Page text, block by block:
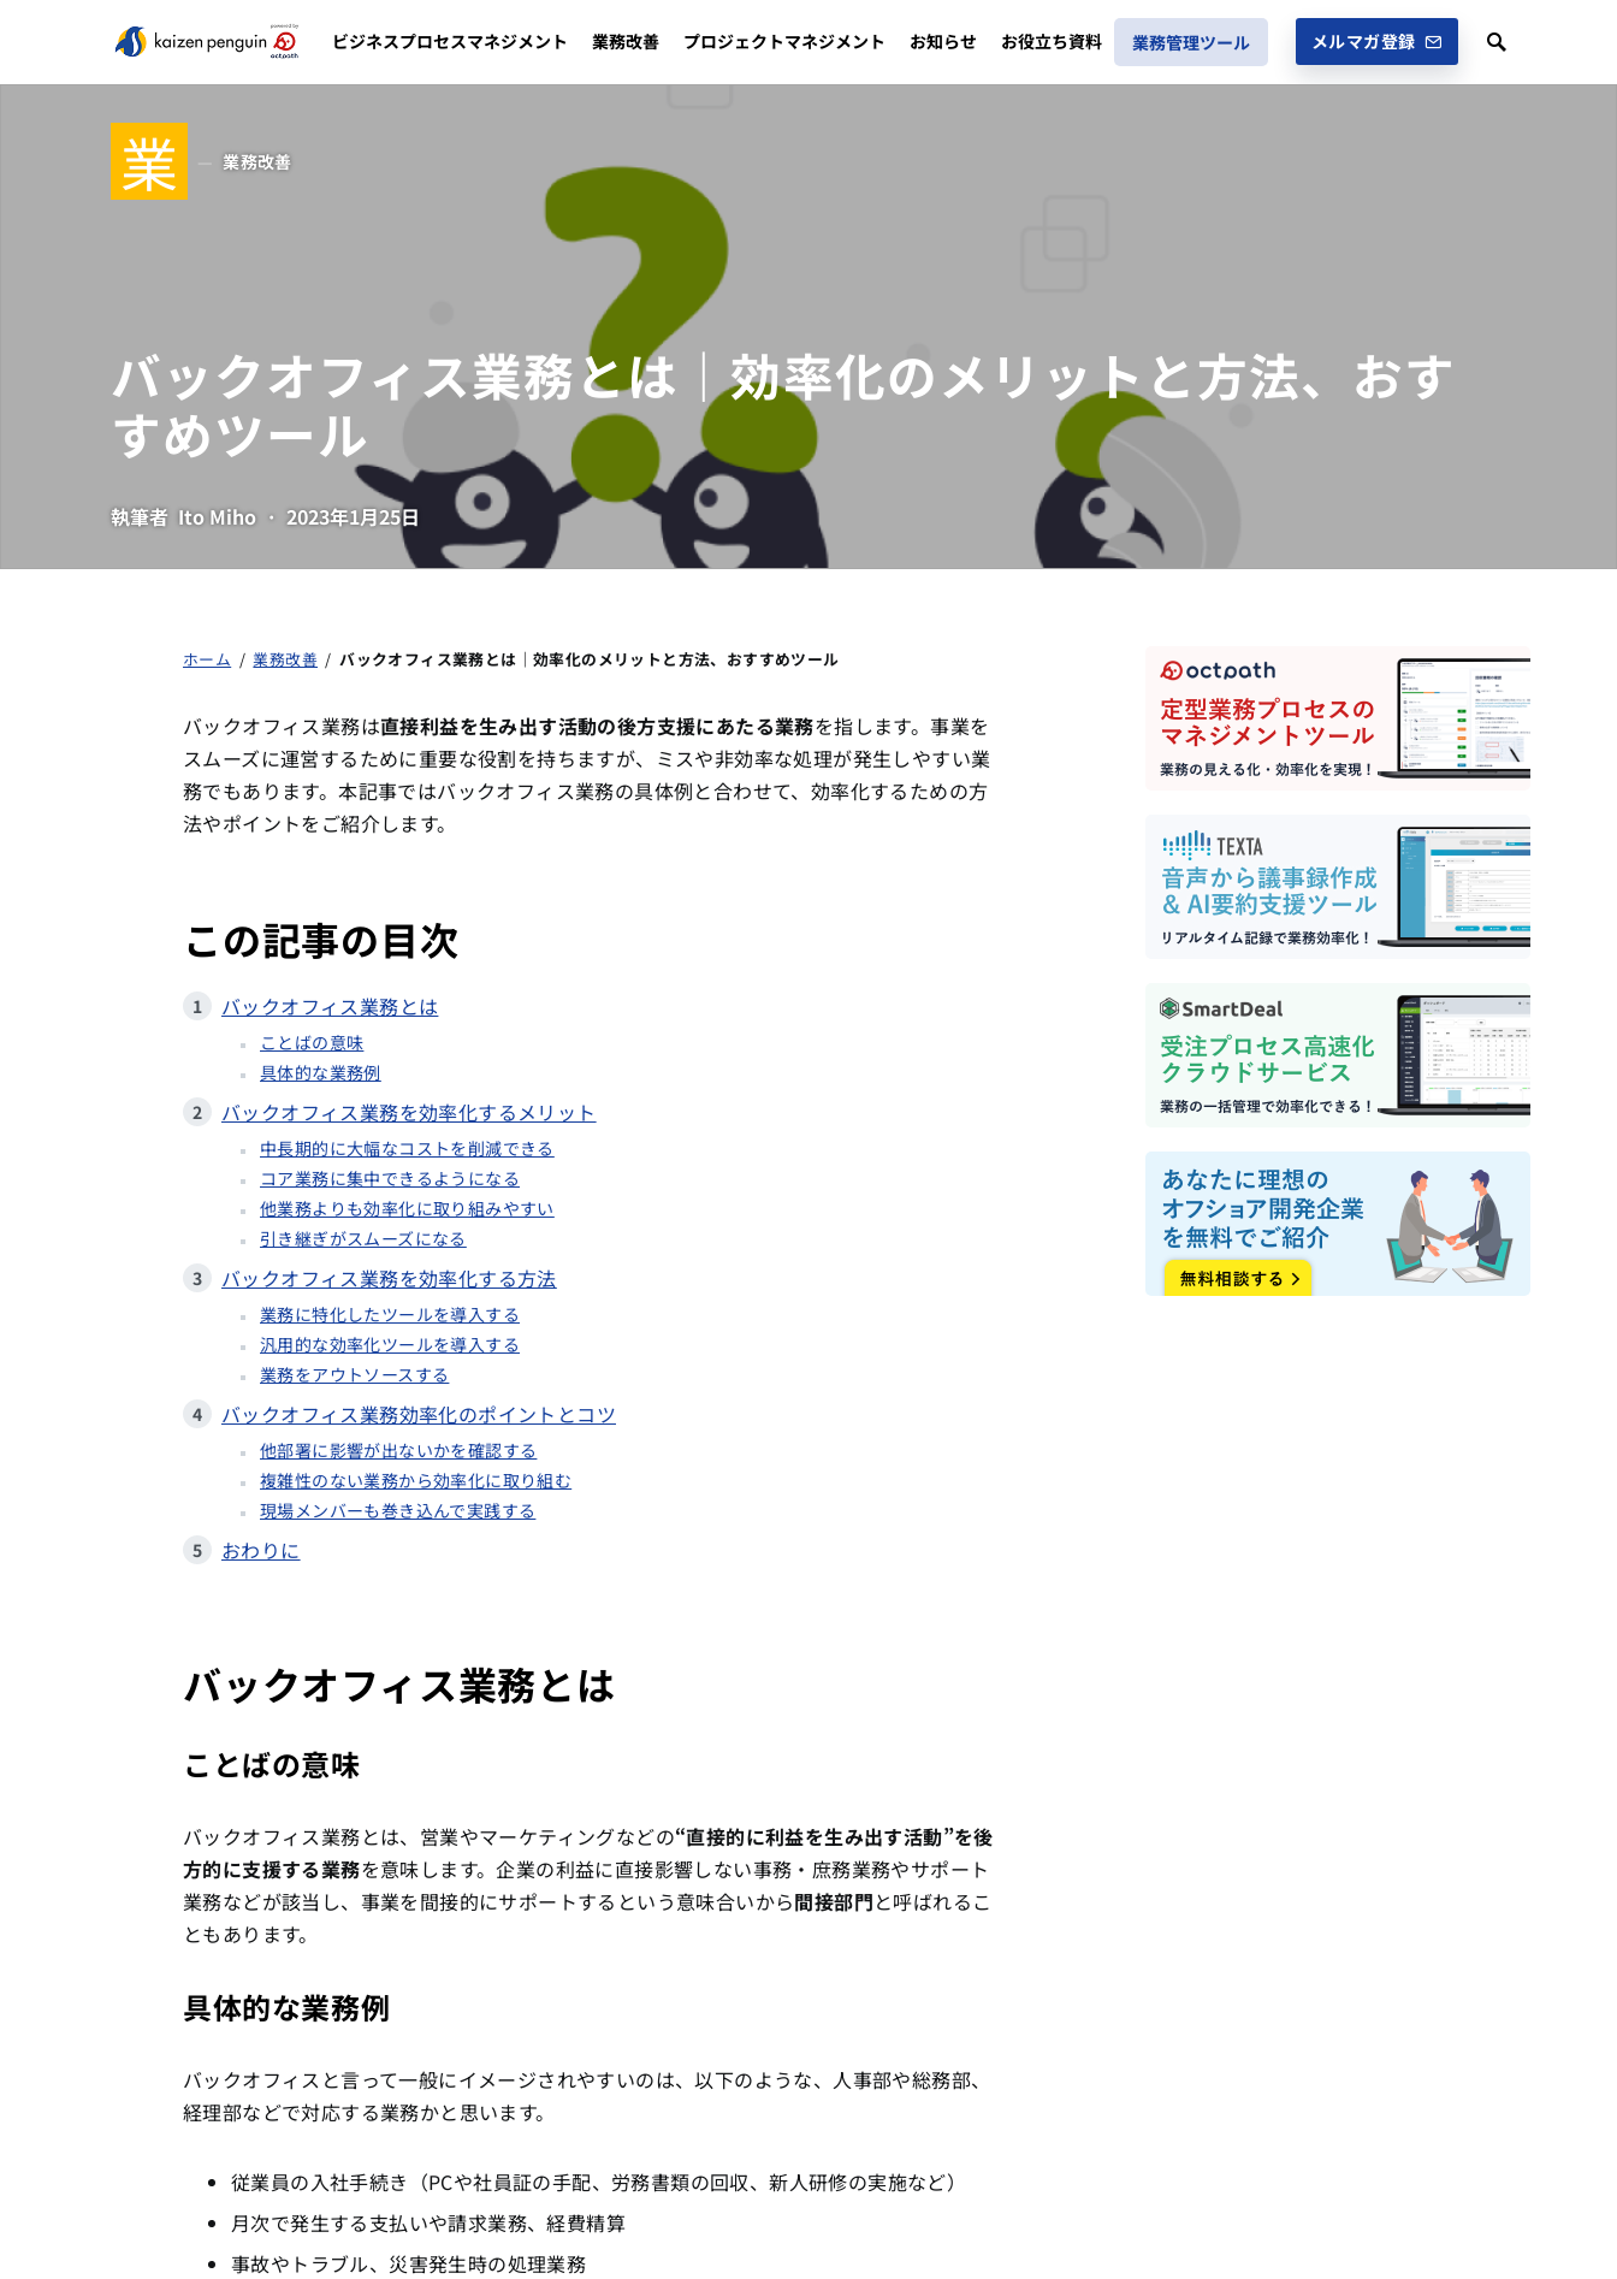
ビジネスプロセスマネジメント 業務改善 プロジェクトマネジメント お知らせ お役立ち資料 業務管理ツール メルマガ登録
業 業務改善
バックオフィス業務とは｜効率化のメリットと方法、おす
すめツール
執筆者 Ito Miho 2023年1月25日
ホーム / 業務改善 / バックオフィス業務とは｜効率化のメリットと方法、おすすめツール
バックオフィス業務は直接利益を生み出す活動の後方支援にあたる業務を指します。事業を
スムーズに運営するために重要な役割を持ちますが、ミスや非効率な処理が発生しやすい業
務でもあります。本記事ではバックオフィス業務の具体例と合わせて、効率化するための方
法やポイントをご紹介します。
この記事の目次
バックオフィス業務とは
ことばの意味
具体的な業務例
バックオフィス業務を効率化するメリット
中長期的に大幅なコストを削減できる
コア業務に集中できるようになる
他業務よりも効率化に取り組みやすい
引き継ぎがスムーズになる
バックオフィス業務を効率化する方法
業務に特化したツールを導入する
汎用的な効率化ツールを導入する
業務をアウトソースする
バックオフィス業務効率化のポイントとコツ
他部署に影響が出ないかを確認する
複雑性のない業務から効率化に取り組む
現場メンバーも巻き込んで実践する
おわりに
バックオフィス業務とは
ことばの意味
バックオフィス業務とは、営業やマーケティングなどの“直接的に利益を生み出す活動”を後
方的に支援する業務を意味します。企業の利益に直接影響しない事務・庶務業務やサポート
業務などが該当し、事業を間接的にサポートするという意味合いから間接部門と呼ばれるこ
ともあります。
具体的な業務例
バックオフィスと言って一般にイメージされやすいのは、以下のような、人事部や総務部、
経理部などで対応する業務かと思います。
従業員の入社手続き（PCや社員証の手配、労務書類の回収、新人研修の実施など）
月次で発生する支払いや請求業務、経費精算
事故やトラブル、災害発生時の処理業務